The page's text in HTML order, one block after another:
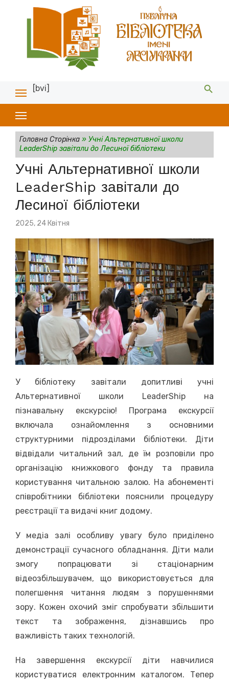
[bvi]
Головна Сторінка» Учні Альтернативної школи
LeaderShip завітали до Лесиної бібліотеки
Учні Альтернативної школи
LeaderShip завітали до
Лесиної бібліотеки
Posted
2025, 24 Квітня
У бібліотеку завітали допитливі учні
Альтернативної школи LeaderShip на
пізнавальну екскурсію! Програма екскурсії
включала ознайомлення з основними
структурними підрозділами бібліотеки. Діти
відвідали читальний зал, де їм розповіли про
організацію книжкового фонду та правила
користування читальною залою. На абонементі
співробітники бібліотеки пояснили процедуру
реєстрації та видачі книг додому.
У медіа залі особливу увагу було приділено
демонстрації сучасного обладнання. Діти мали
змогу попрацювати зі стаціонарним
відеозбільшувачем, що використовується для
полегшення читання людям з порушеннями
зору. Кожен охочий зміг спробувати збільшити
текст та зображення, дізнавшись про
важливість таких технологій.
На завершення екскурсії діти навчилися
користуватися електронним каталогом. Тепер